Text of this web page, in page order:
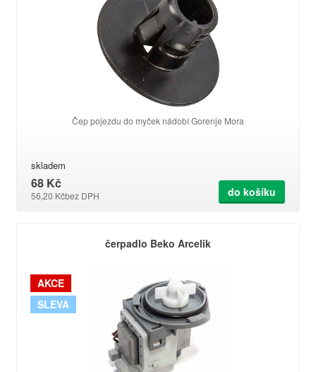
Čep pojezdu do myček nádobí Gorenje Mora
skladem
68 Kč
56,20 Kčbez DPH do košíku
čerpadlo Beko Arcelik
AKCE
SLEVA